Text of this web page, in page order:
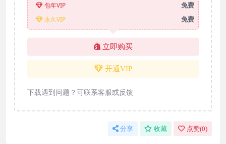
包年VIP 免费
永久VIP 免费
立即购买
开通VIP
下载遇到问题？可联系客服或反馈
分享 收藏 点赞(0)